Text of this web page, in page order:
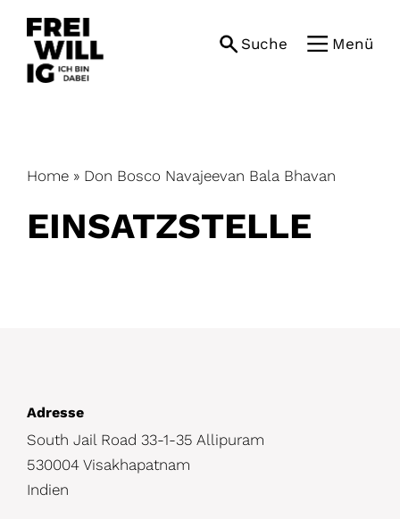
content
Suche Menü
Home » Don Bosco Navajeevan Bala Bhavan
EINSATZ­STELLE
D
e
t
Adresse
South Jail Road 33-1-35 Allipuram
530004 Visakhapatnam
Indien